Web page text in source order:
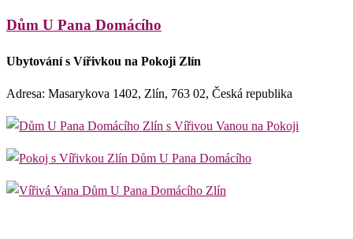
Dům U Pana Domácího
Ubytování s Vířivkou na Pokoji Zlín
Adresa: Masarykova 1402, Zlín, 763 02, Česká republika